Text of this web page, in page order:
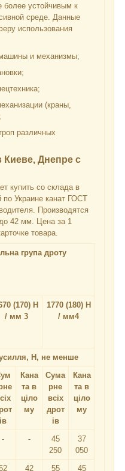
более устойчивым к
среде. Данные
использования
и механизмы;
(краны,
различных
Киеве, Днепре с
купить со склада в
по Украине канат ГОСТ
Производятся
42 мм. Цена за 1
товара.
група дроту
(170) Н
/ мм 3
1770 (180) Н
/ мм4
H, не менше
ів
Кана
та в
ціло
му
Сума
рне
всіх
дрот
ів
Кана
та в
ціло
му
- -
45
250
37
050
42 55 45